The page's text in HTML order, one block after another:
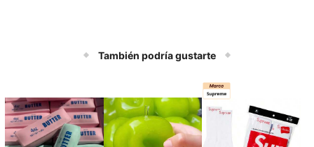
También podría gustarte